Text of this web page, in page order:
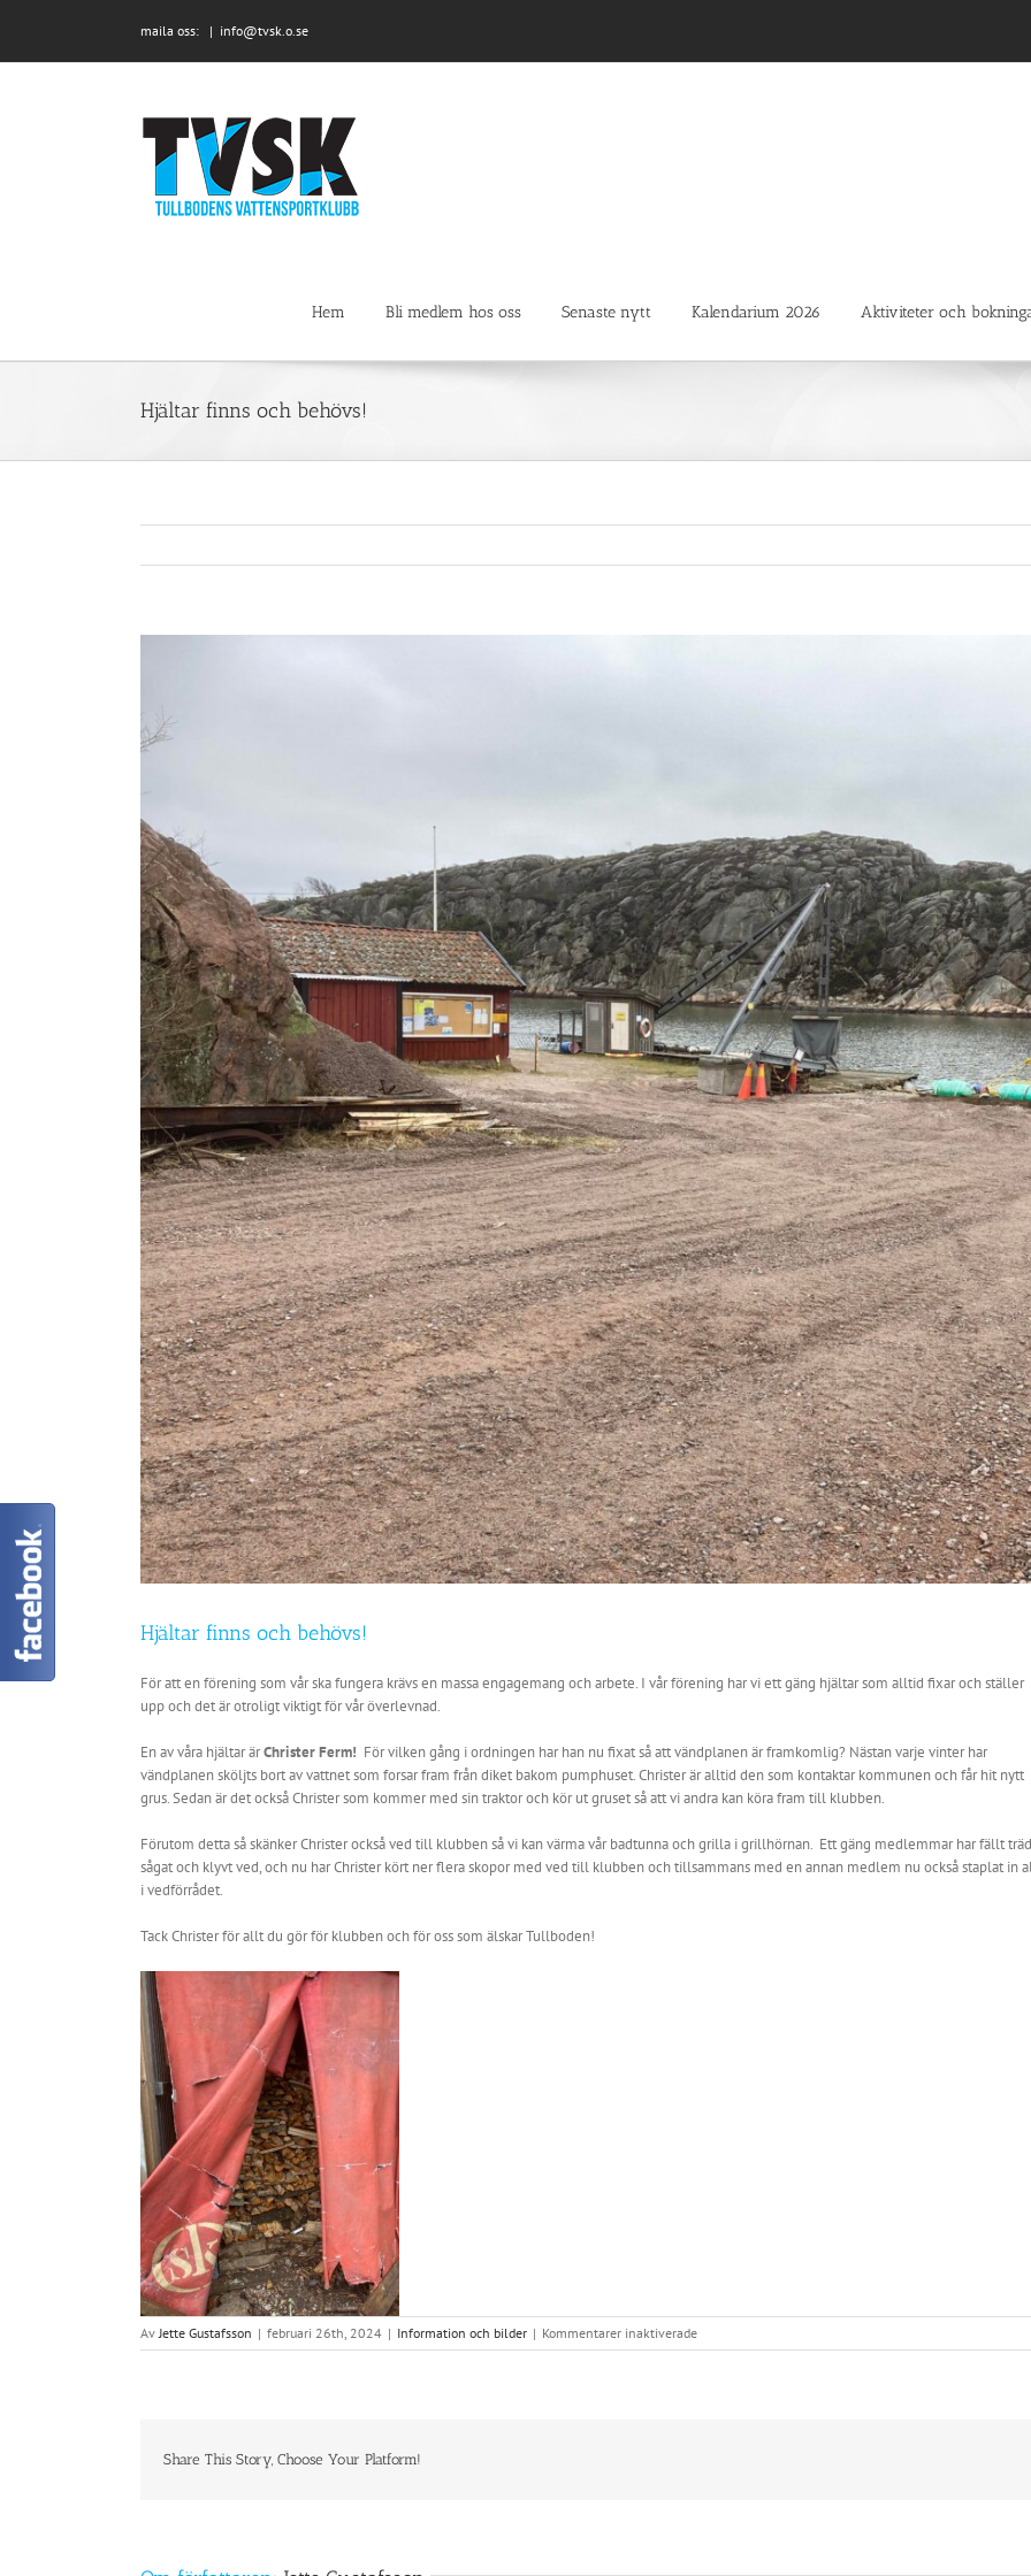
maila oss: | info@tvsk.o.se
Hem Bli medlem hos oss Senaste nytt Kalendarium 2026 Aktiviteter och
Hjältar finns och behövs!
Hjältar finns och behövs!
För att en förening som vår ska fungera krävs en massa engagemang och arbete. I vår förening har vi ett gäng hjältar som alltid fixar och ställer
upp och det är otroligt viktigt för vår överlevnad.
En av våra hjältar ärChrister Ferm! För vilken gång i ordningen har han nu fixat så att vändplanen är framkomlig? Nästan varje vinter har
vändplanen sköljts bort av vattnet som forsar fram från diket bakom pumphuset. Christer är alltid den som kontaktar kommunen och får hit nytt
grus. Sedan är det också Christer som kommer med sin traktor och kör ut gruset så att vi andra kan köra fram till klubben.
Förutom detta så skänker Christer också ved till klubben så vi kan värma vår badtunna och grilla i grillhörnan. Ett gäng medlemmar har fällt
sågat och klyvt ved, och nu har Christer kört ner flera skopor med ved till klubben och tillsammans med en annan medlem nu också staplat in
i vedförrådet.
Tack Christer för allt du gör för klubben och för oss som älskar Tullboden!
Av Jette Gustafsson | februari 26th, 2024 | Information och bilder | Kommentarer inaktiveradeför
Hjältar
Share This Story, Choose Your Platform!